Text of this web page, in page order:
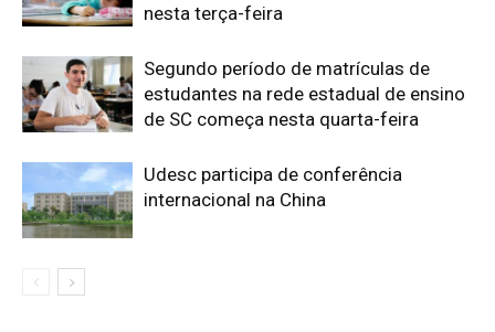
nesta terça-feira
Segundo período de matrículas de
estudantes na rede estadual de ensino
de SC começa nesta quarta-feira
Udesc participa de conferência
internacional na China